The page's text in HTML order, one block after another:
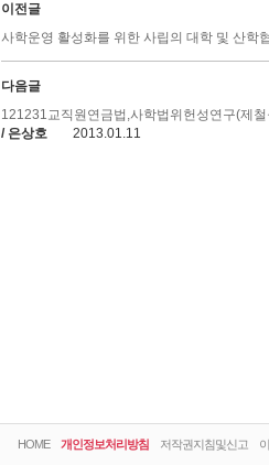
이전글
사학운영 활성화를 위한 사립의 대학 및 산학
다음글
121231교직원연금법,사학법위헌성연구(제
/ 은상호
2013.01.11
HOME 개인정보처리방침 저작권지침및신고